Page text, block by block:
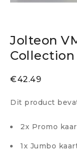
Jolteon
Collection
€42.49
Dit product
2x Promo
1x Jumbo